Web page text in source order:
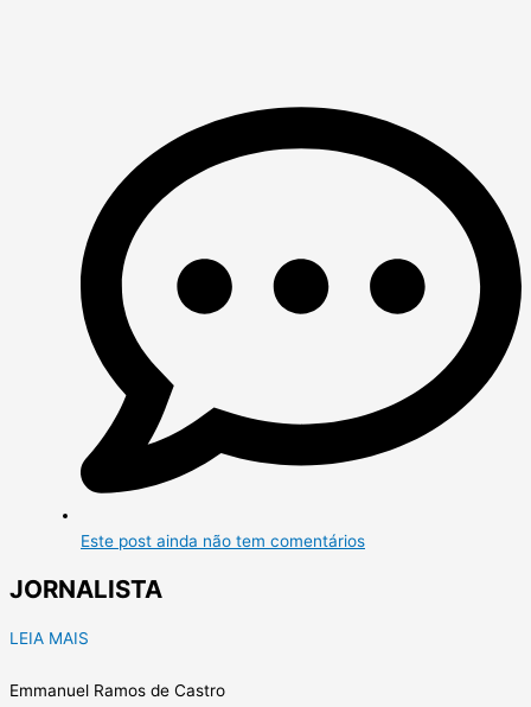
Este post ainda não tem comentários
JORNALISTA
LEIA MAIS
Emmanuel Ramos de Castro